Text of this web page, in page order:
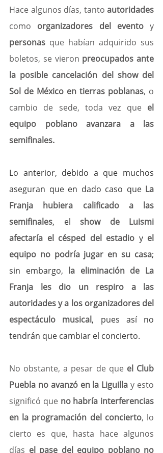
Hace algunos días, tanto autoridades
como organizadores del evento
personas que habían adquirido sus
boletos, se vieron preocupados ante
la posible cancelación del show del
Sol de México en tierras poblanas, o
cambio de sede, toda vez que el
equipo poblano avanzara a las
semifinales.
Lo anterior, debido a que muchos
aseguran que en dado caso que La
Franja hubiera calificado a las
semifinales, el show de Luismi
afectaría el césped del estadio y el
equipo no podría jugar en su casa;
sin embargo, la eliminación de La
Franja les dio un respiro a las
autoridades y a los organizadores del
espectáculo musical, pues así no
tendrán que cambiar el concierto.
No obstante, a pesar de que el Club
Puebla no avanzó en la Liguilla y esto
significó que no habría interferencias
en la programación del concierto, lo
cierto es que, hasta hace algunos
días el pase del equipo poblano no